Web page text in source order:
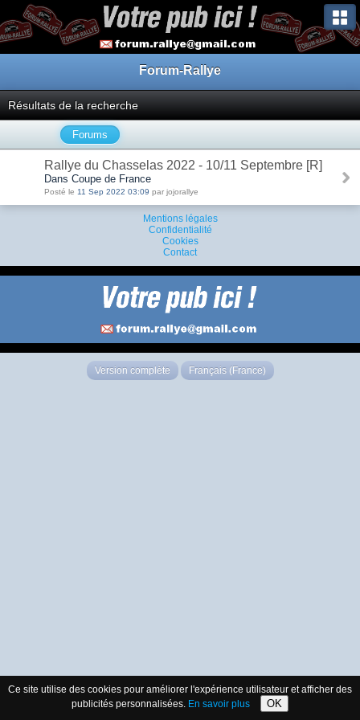
Forum-Rallye
Résultats de la recherche
Forums
Rallye du Chasselas 2022 - 10/11 Septembre [R]
Dans Coupe de France
Posté le 11 Sep 2022 03:09 par jojorallye
Mentions légales
Confidentialité
Cookies
Contact
Version complète Français (France)
Ce site utilise des cookies pour améliorer l'expérience utilisateur et afficher des
publicités personnalisées. En savoir plus OK